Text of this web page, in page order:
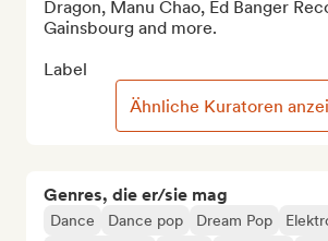
Genres, die er/sie mag
Dance Dance pop Dream Pop
Dragon, Manu Chao, Ed Banger
Gainsbourg and more.
Label
Ähnliche Kuratoren